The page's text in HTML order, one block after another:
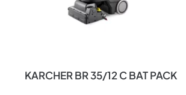
KARCHER BR 35/12 C BAT PACK